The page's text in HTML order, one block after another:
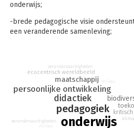
onderwijs;
-brede pedagogische visie
een veranderende samenleving;
Duurzaam Onderwijsbiedt praktische
inclusief en duurzaam onderwijs. Het
hun rol in een veranderende
rond de Inner Development Goals
aan persoonlijke groei en planetaire
Dit studieboek helpt (aanstaande)
onderwijs
pedagogiek
didactiek
persoonlijke ontwikkeling
maatschappij
ecocentrisch wereldbeeld
milieu
verandervaardigheden
milieu
verandervaardigheden